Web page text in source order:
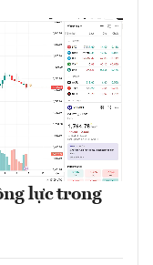
lực trong